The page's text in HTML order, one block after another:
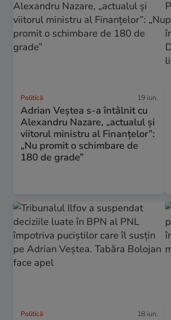
Politică 19 iun.
Adrian Veștea s-a întâlnit cu
Alexandru Nazare, „actualul și
viitorul ministru al Finanțelor”:
„Nu promit o schimbare de
180 de grade”
Politică 18 iun.